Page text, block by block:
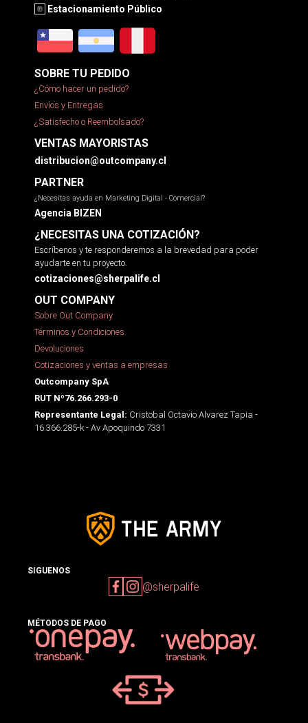
Estacionamiento Público
SOBRE TU PEDIDO
¿Cómo hacer un pedido?
Envíos y Entregas
¿Satisfecho o Reembolsado?
VENTAS MAYORISTAS
distribucion@outcompany.cl
PARTNER
¿Necesitas ayuda en Marketing Digital - Comercial?
Agencia BIZEN
¿NECESITAS UNA COTIZACIÓN?
Escríbenos y te responderemos a la brevedad para poder
ayudarte en tu proyecto.
cotizaciones@sherpalife.cl
OUT COMPANY
Sobre Out Company
Términos y Condiciones
Devoluciones
Cotizaciones y ventas a empresas
Outcompany SpA
RUT Nº76.266.293-0
Representante Legal: Cristobal Octavio Alvarez Tapia -
16.366.285-k - Av Apoquindo 7331
SIGUENOS
@sherpalife
MÉTODOS DE PAGO